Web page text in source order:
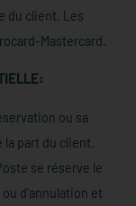
du client. Les
Mastercard.
ou sa
part du client.
se réserve le
d’annulation et